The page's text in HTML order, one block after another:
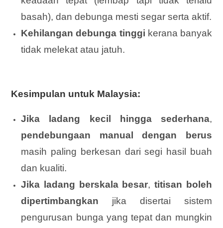
basah), dan debunga mesti segar serta aktif.
Kehilangan debunga tinggi kerana banyak
tidak melekat atau jatuh.
Kesimpulan untuk Malaysia:
Jika ladang kecil hingga sederhana,
pendebungaan manual dengan berus
masih paling berkesan dari segi hasil buah
dan kualiti.
Jika ladang berskala besar, titisan boleh
dipertimbangkan jika disertai sistem
pengurusan bunga yang tepat dan mungkin